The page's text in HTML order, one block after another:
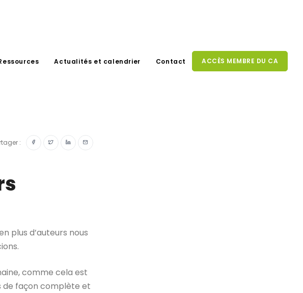
Actualités et calendrier Contact ACCÈS MEMBRE DU CA
:
plus d’auteurs nous
comme cela est
de façon complète et